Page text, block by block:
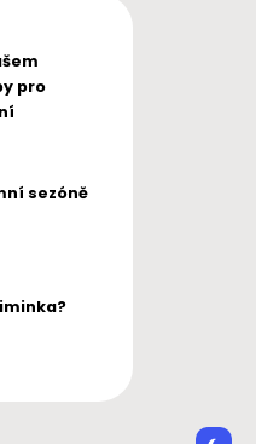
pro
sezóně